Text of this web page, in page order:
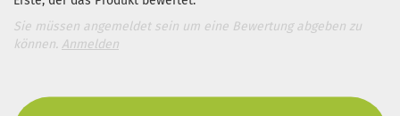
Sie müssen angemeldet sein um eine Bewertung abgeben zu
können. Anmelden